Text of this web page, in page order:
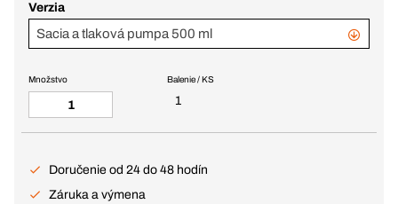
Verzia
Sacia a tlaková pumpa 500 ml
Balenie / KS
1
Množstvo
Doručenie od 24 do 48 hodín
Záruka a výmena